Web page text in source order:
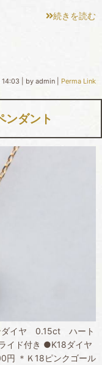
続きを読む
by admin Perma Link
ダント
ダイヤ 0.15ct ハート
イド付き ●K18ダイヤ
＊Ｋ18ピンクゴール